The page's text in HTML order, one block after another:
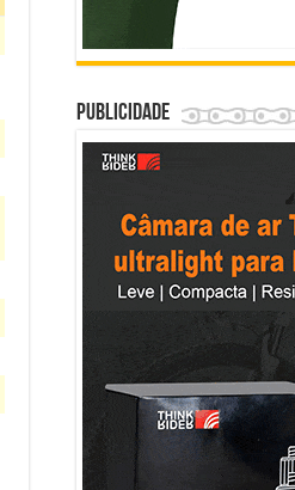
Publicidade